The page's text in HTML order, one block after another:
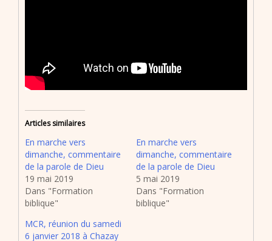
Articles similaires
En marche vers
dimanche, commentaire
de la parole de Dieu
19 mai 2019
Dans "Formation
biblique"
En marche vers
dimanche, commentaire
de la parole de Dieu
5 mai 2019
Dans "Formation
biblique"
MCR, réunion du samedi
6 janvier 2018 à Chazay